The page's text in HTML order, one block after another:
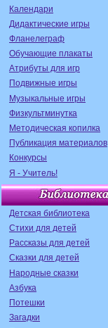
Календари
Дидактические игры
Фланелеграф
Обучающие плакаты
Атрибуты для игр
Подвижные игры
Музыкальные игры
Физкультминутка
Методическая копилка
Публикация материалов
Конкурсы
Я - Учитель!
Детская библиотека
Стихи для детей
Рассказы для детей
Сказки для детей
Народные сказки
Азбука
Потешки
Загадки